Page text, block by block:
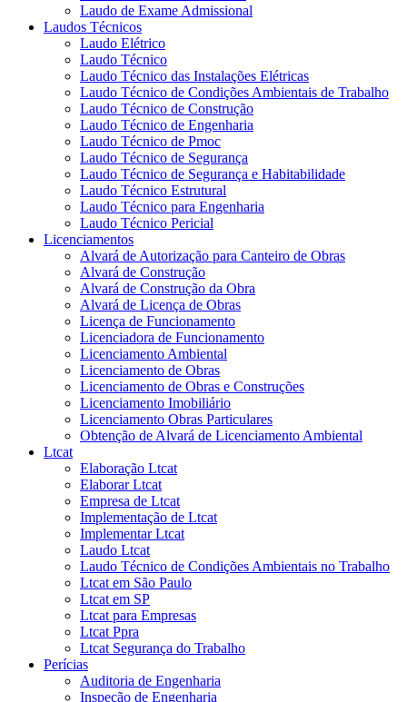
Laudo de Exame Admissional
Laudos Técnicos
Laudo Elétrico
Laudo Técnico
Laudo Técnico das Instalações Elétricas
Laudo Técnico de Condições Ambientais de Trabalho
Laudo Técnico de Construção
Laudo Técnico de Engenharia
Laudo Técnico de Pmoc
Laudo Técnico de Segurança
Laudo Técnico de Segurança e Habitabilidade
Laudo Técnico Estrutural
Laudo Técnico para Engenharia
Laudo Técnico Pericial
Licenciamentos
Alvará de Autorização para Canteiro de Obras
Alvará de Construção
Alvará de Construção da Obra
Alvará de Licença de Obras
Licença de Funcionamento
Licenciadora de Funcionamento
Licenciamento Ambiental
Licenciamento de Obras
Licenciamento de Obras e Construções
Licenciamento Imobiliário
Licenciamento Obras Particulares
Obtenção de Alvará de Licenciamento Ambiental
Ltcat
Elaboração Ltcat
Elaborar Ltcat
Empresa de Ltcat
Implementação de Ltcat
Implementar Ltcat
Laudo Ltcat
Laudo Técnico de Condições Ambientais no Trabalho
Ltcat em São Paulo
Ltcat em SP
Ltcat para Empresas
Ltcat Ppra
Ltcat Segurança do Trabalho
Perícias
Auditoria de Engenharia
Inspeção de Engenharia